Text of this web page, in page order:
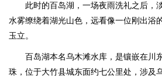
此时的百岛湖，一场夜雨洗礼之后，
水雾缭绕着湖光山色，远看像一位刚出浴
玉立。
百岛湖本名乌木滩水库，是镶嵌在川
珠，位于大竹县城东面约七公里处，涉及